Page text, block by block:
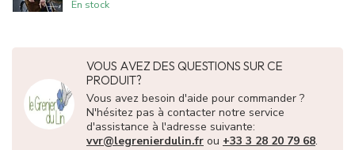
En stock
VOUS AVEZ DES QUESTIONS SUR CE
PRODUIT?
Vous avez besoin d'aide pour commander ?
N'hésitez pas à contacter notre service
d'assistance à l'adresse suivante:
vvr@legrenierdulin.fr ou +33 3 28 20 79 68.